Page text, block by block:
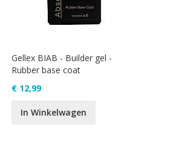
Gellex BIAB - Builder gel -
Rubber base coat
€ 12,99
In Winkelwagen